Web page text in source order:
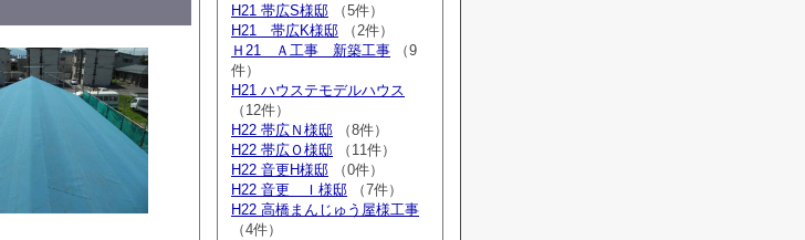
H21 帯広S様邸 （5件）
H21 帯広K様邸 （2件）
Ｈ21 Ａ工事 新築工事 （9
件）
H21 ハウステモデルハウス
（12件）
H22 帯広Ｎ様邸 （8件）
H22 帯広Ｏ様邸 （11件）
H22 音更H様邸 （0件）
H22 音更 Ｉ様邸 （7件）
H22 高橋まんじゅう屋様工事
（4件）